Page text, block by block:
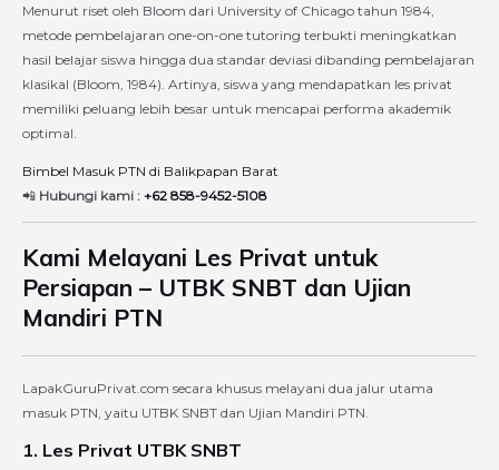
Menurut riset oleh Bloom dari University of Chicago tahun 1984,
metode pembelajaran one-on-one tutoring terbukti meningkatkan
hasil belajar siswa hingga dua standar deviasi dibanding pembelajaran
klasikal (Bloom, 1984). Artinya, siswa yang mendapatkan les privat
memiliki peluang lebih besar untuk mencapai performa akademik
optimal.
Bimbel Masuk PTN di Balikpapan Barat
📲 Hubungi kami : +62 858-9452-5108
Kami Melayani Les Privat untuk
Persiapan – UTBK SNBT dan Ujian
Mandiri PTN
LapakGuruPrivat.com secara khusus melayani dua jalur utama
masuk PTN, yaitu UTBK SNBT dan Ujian Mandiri PTN.
1. Les Privat UTBK SNBT